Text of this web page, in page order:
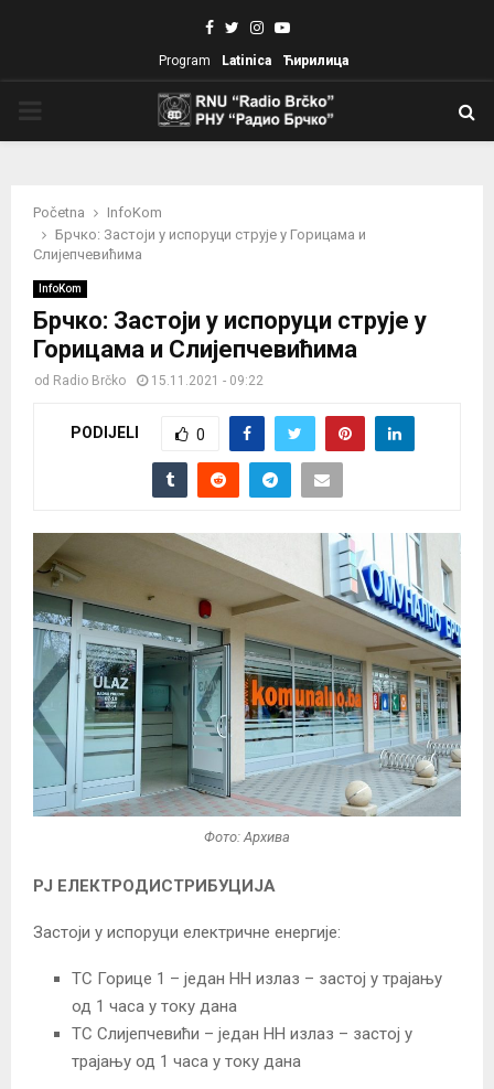
Facebook
TwitterInstagram
Youtube
Program Latinica Ћирилица
Početna
InfoKom
Брчко: Застоји у испоруци струје у Горицама и
Слијепчевићима
InfoKom
Брчко: Застоји у испоруци струје у
Горицама и Слијепчевићима
od Radio Brčko 15.11.2021 - 09:22
PODIJELI 0
Фото: Архива
РЈ ЕЛЕКТРОДИСТРИБУЦИЈА
Застоји у испоруци електричне енергије:
ТС Горице 1 – један НН излаз – застој у трајању
од 1 часа у току дана
ТС Слијепчевићи – један НН излаз – застој у
трајању од 1 часа у току дана